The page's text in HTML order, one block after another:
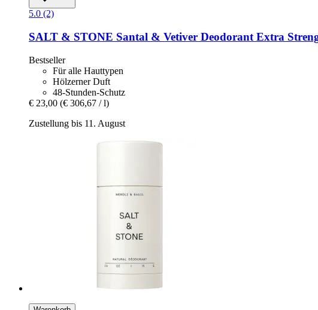
5.0 (2)
SALT & STONE Santal & Vetiver Deodorant Extra
Bestseller
Für alle Hauttypen
Hölzerner Duft
48-Stunden-Schutz
€ 23,00 (€ 306,67 / l)
Zustellung bis 11. August